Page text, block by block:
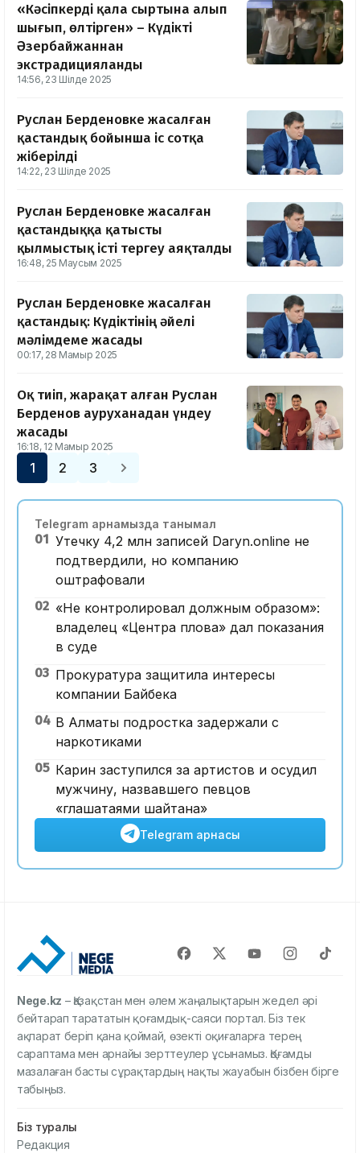
«Кәсіпкерді қала сыртына алып
шығып, өлтірген» – Күдікті
Әзербайжаннан
экстрадицияланды
14:56, 23 Шілде 2025
Руслан Берденовке жасалған
қастандық бойынша іс сотқа
жіберілді
14:22, 23 Шілде 2025
Руслан Берденовке жасалған
қастандыққа қатысты
қылмыстық істі тергеу аяқталды
16:48, 25 Маусым 2025
Руслан Берденовке жасалған
қастандық: Күдіктінің әйелі
мәлімдеме жасады
00:17, 28 Мамыр 2025
Оқ тиіп, жарақат алған Руслан
Берденов ауруханадан үндеу
жасады
16:18, 12 Мамыр 2025
1 2 3
Telegram арнамызда танымал
01 Утечку 4,2 млн записей Daryn.online не
подтвердили, но компанию
оштрафовали
02 «Не контролировал должным образом»:
владелец «Центра плова» дал показания
в суде
03 Прокуратура защитила интересы
компании Байбека
04 В Алматы подростка задержали с
наркотиками
05 Карин заступился за артистов и осудил
мужчину, назвавшего певцов
«глашатаями шайтана»
Telegram арнасы
Nege.kz – Қазақстан мен әлем жаңалықтарын жедел әрі
бейтарап тарататын қоғамдық-саяси портал. Біз тек
ақпарат беріп қана қоймай, өзекті оқиғаларға терең
сараптама мен арнайы зерттеулер ұсынамыз. Қоғамды
мазалаған басты сұрақтардың нақты жауабын бізбен бірге
табыңыз.
Біз туралы
Редакция